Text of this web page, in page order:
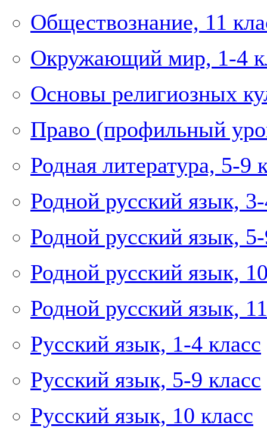
Обществознание, 11
Окружающий мир, 1-4
Основы религиозных
Право (профильный
Родная литература, 5-9
Родной русский язык,
Родной русский язык,
Родной русский язык,
Родной русский язык,
Русский язык, 1-4 класс
Русский язык, 5-9 класс
Русский язык, 10 класс